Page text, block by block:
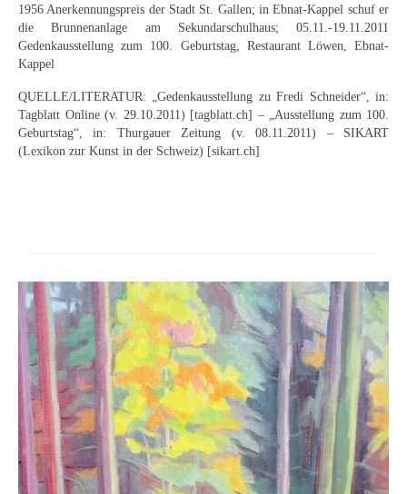
Selbstbildnisse
Stillleben
Neues
Tägliche Dosis Kunst
Themenflyer: Sehnsucht Süden
Themenflyer: Walter Becker
Themenflyer: Richild Holt
Themenflyer: Ernst Geitlinger
Themenflyer: Michel Wagner
Weitere Themenflyer
1956 Anerkennungspreis der Stadt St. Gallen; in Ebnat-Kappel schuf er
die Brunnenanlage am Sekundarschulhaus; 05.11.-19.11.2011
Gedenkausstellung zum 100. Geburtstag, Restaurant Löwen, Ebnat-
Kappel
QUELLE/LITERATUR: „Gedenkausstellung zu Fredi Schneider“, in:
Tagblatt Online (v. 29.10.2011) [tagblatt.ch] – „Ausstellung zum 100.
Geburtstag“, in: Thurgauer Zeitung (v. 08.11.2011) – SIKART
(Lexikon zur Kunst in der Schweiz) [sikart.ch]